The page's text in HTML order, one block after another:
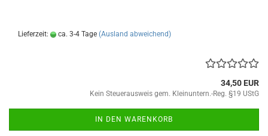
Lieferzeit: ca. 3-4 Tage (Ausland abweichend)
34,50 EUR
Kein Steuerausweis gem. Kleinuntern.-Reg. §19 UStG
IN DEN WARENKORB